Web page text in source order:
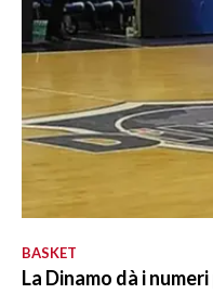
BASKET
La Dinamo dà i